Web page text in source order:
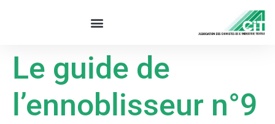
Le guide de
l’ennoblisseur n°9